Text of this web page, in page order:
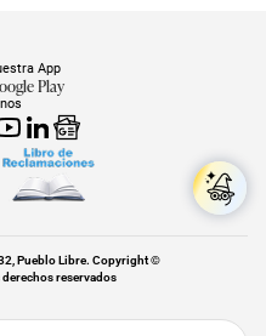
App
Play
Pueblo Libre. Copyright ©
reservados